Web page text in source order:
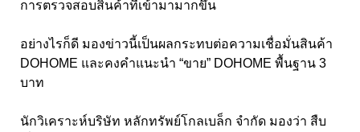
การตรวจสอบสินค้าที่เข้ามามากขึ้น
อย่างไรก็ดี มองข่าวนี้เป็นผลกระทบต่อความเชื่อมั่นสินค้า
DOHOME และคงคำแนะนำ “ขาย” DOHOME พื้นฐาน 3
บาท
นักวิเคราะห์บริษัท หลักทรัพย์โกลเบล็ก จำกัด มองว่า สืบ